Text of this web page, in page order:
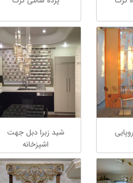
شید زبرا دبل جهت
اشپزخانه